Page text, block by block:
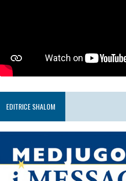
EDITRICE SHALOM